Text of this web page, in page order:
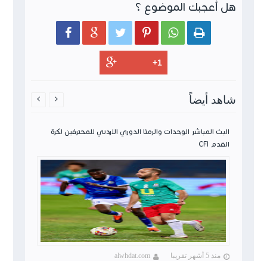
هل أعجبك الموضوع ؟
     
شاهد أيضاً
البث المباشر الوحدات والرمثا الدوري الاردني للمحترفين لكرة
القدم CFI
منذ 5 أشهر تقريبا alwhdat.com
 